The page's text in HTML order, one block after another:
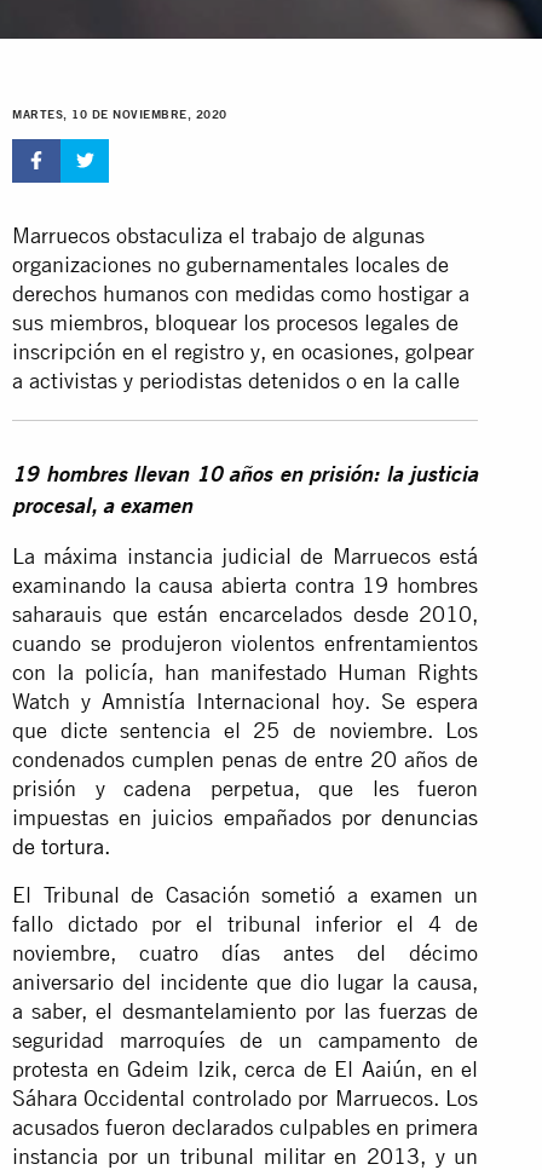
MARTES, 10 DE NOVIEMBRE, 2020
Marruecos obstaculiza el trabajo de algunas
organizaciones no gubernamentales locales de
derechos humanos con medidas como hostigar a
sus miembros, bloquear los procesos legales de
inscripción en el registro y, en ocasiones, golpear
a activistas y periodistas detenidos o en la calle
19 hombres llevan 10 años en prisión: la justicia
procesal, a examen
La máxima instancia judicial de Marruecos está
examinando la causa abierta contra 19 hombres
saharauis que están encarcelados desde 2010,
cuando se produjeron violentos enfrentamientos
con la policía, han manifestado Human Rights
Watch y Amnistía Internacional hoy. Se espera
que dicte sentencia el 25 de noviembre. Los
condenados cumplen penas de entre 20 años de
prisión y cadena perpetua, que les fueron
impuestas en juicios empañados pordenuncias
de tortura.
El Tribunal de Casación sometió a examen un
fallo dictado por el tribunal inferior el 4 de
noviembre, cuatro días antes del décimo
aniversario del incidente que dio lugar la causa,
a saber, el desmantelamiento por las fuerzas de
seguridad marroquíes de un campamento de
protesta en Gdeim Izik, cerca de El Aaiún, en el
Sáhara Occidental controlado por Marruecos. Los
acusados fueron declarados culpables en primera
instancia por un tribunal militar en 2013, y un